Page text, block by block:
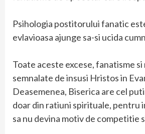
Psihologia postitorului fanatic
evlavioasa ajunge sa-si ucida
Toate aceste excese, fanatisme
semnalate de insusi Hristos in
Deasemenea, Biserica are cel
doar din ratiuni spirituale, pentru
sa nu devina motiv de competitie